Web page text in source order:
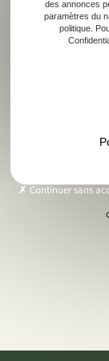
des annonces
paramètres du
politique.
Continuer sans